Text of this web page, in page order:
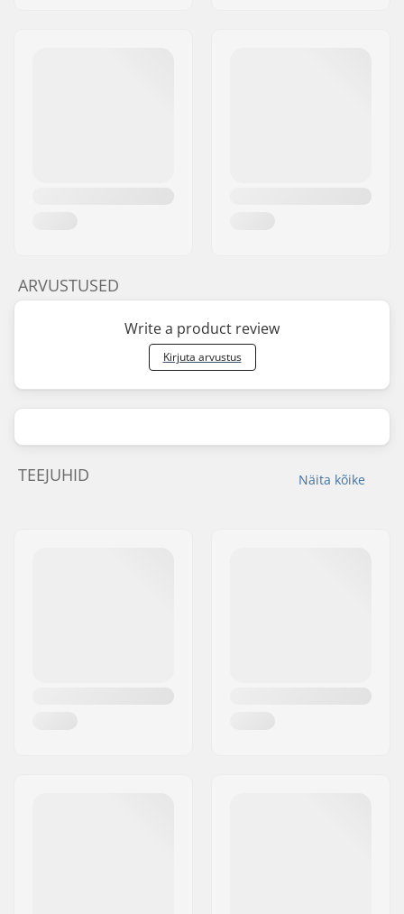
ARVUSTUSED
Write a product review
Kirjuta arvustus
Näita kõike
TEEJUHID